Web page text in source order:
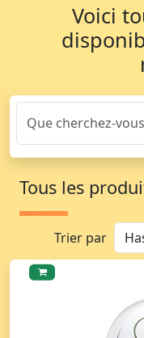
Voici
Tous les
Trier par